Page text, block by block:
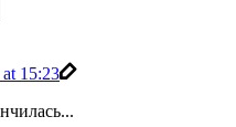
15:23